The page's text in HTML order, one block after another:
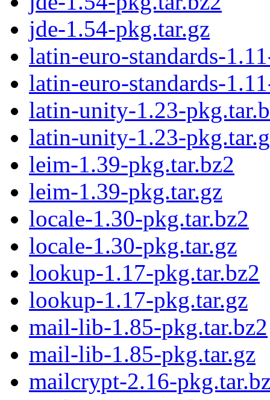
jde-1.54-pkg.tar.gz
latin-euro-standards-
latin-euro-standards-
latin-unity-1.23-
latin-unity-1.23-
leim-1.39-pkg.tar.bz2
leim-1.39-pkg.tar.gz
locale-1.30-pkg.tar.bz2
locale-1.30-pkg.tar.gz
lookup-1.17-pkg.tar.bz2
lookup-1.17-pkg.tar.gz
mail-lib-1.85-pkg.tar.bz2
mail-lib-1.85-pkg.tar.gz
mailcrypt-2.16-